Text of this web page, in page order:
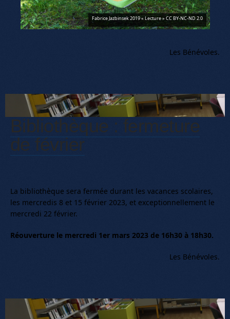
Fabrice Jazbinsek 2019 « Lecture » CC BY-NC-ND 2.0
Les Bénévoles.
Bibliothèque : fermeture
de février
La bibliothèque sera fermée durant les vacances scolaires,
les mercredis 8 et 15 février 2023, et exceptionnellement le
mercredi 22 février.
Réouverture le mercredi 1er mars 2023 de 16h30 à 18h30.
Les Bénévoles.